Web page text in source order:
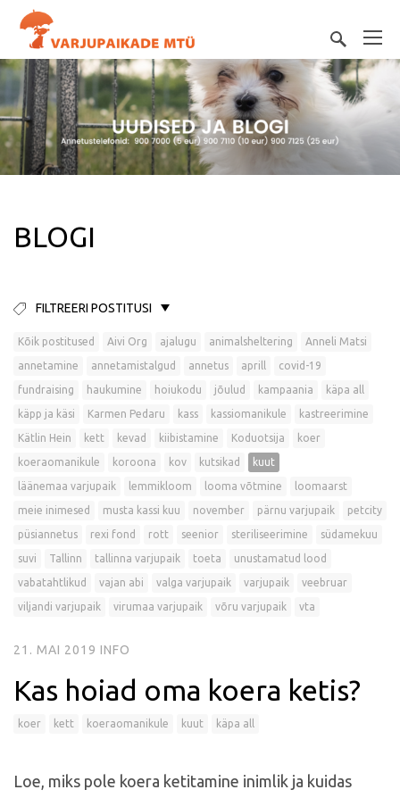
BLOGI
FILTREERI POSTITUSI
Kõik postitused Aivi Org ajalugu animalsheltering Anneli Matsi
annetamine annetamistalgud annetus aprill covid-19
fundraising haukumine hoiukodu jõulud kampaania käpa all
käpp ja käsi Karmen Pedaru kass kassiomanikule kastreerimine
Kätlin Hein kett kevad kiibistamine Koduotsija koer
koeraomanikule koroona kov kutsikad kuut
läänemaa varjupaik lemmikloom looma võtmine loomaarst
meie inimesed musta kassi kuu november pärnu varjupaik petcity
püsiannetus rexi fond rott seenior steriliseerimine südamekuu
suvi Tallinn tallinna varjupaik toeta unustamatud lood
vabatahtlikud vajan abi valga varjupaik varjupaik veebruar
viljandi varjupaik virumaa varjupaik võru varjupaik vta
21. MAI 2019 INFO
Kas hoiad oma koera ketis?
koer kett koeraomanikule kuut käpa all
Loe, miks pole koera ketitamine inimlik ja kuidas